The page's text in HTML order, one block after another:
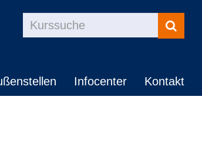
Kurse
suchen
Infocenter Kontakt